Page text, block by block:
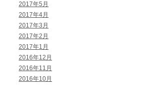
2017年5月
2017年4月
2017年3月
2017年2月
2017年1月
2016年12月
2016年11月
2016年10月